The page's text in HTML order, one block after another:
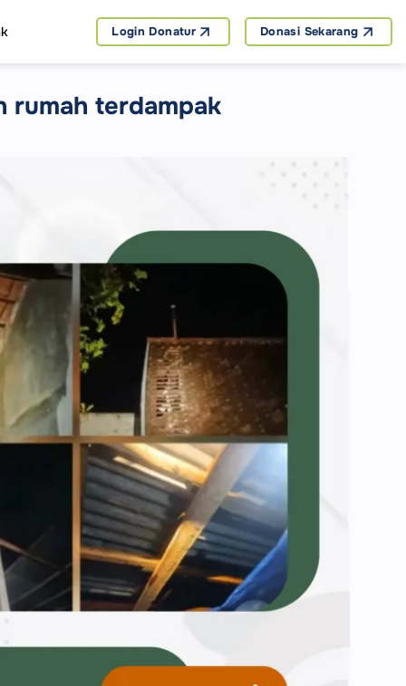
Login Donatur Donasi Sekarang
rumah terdampak